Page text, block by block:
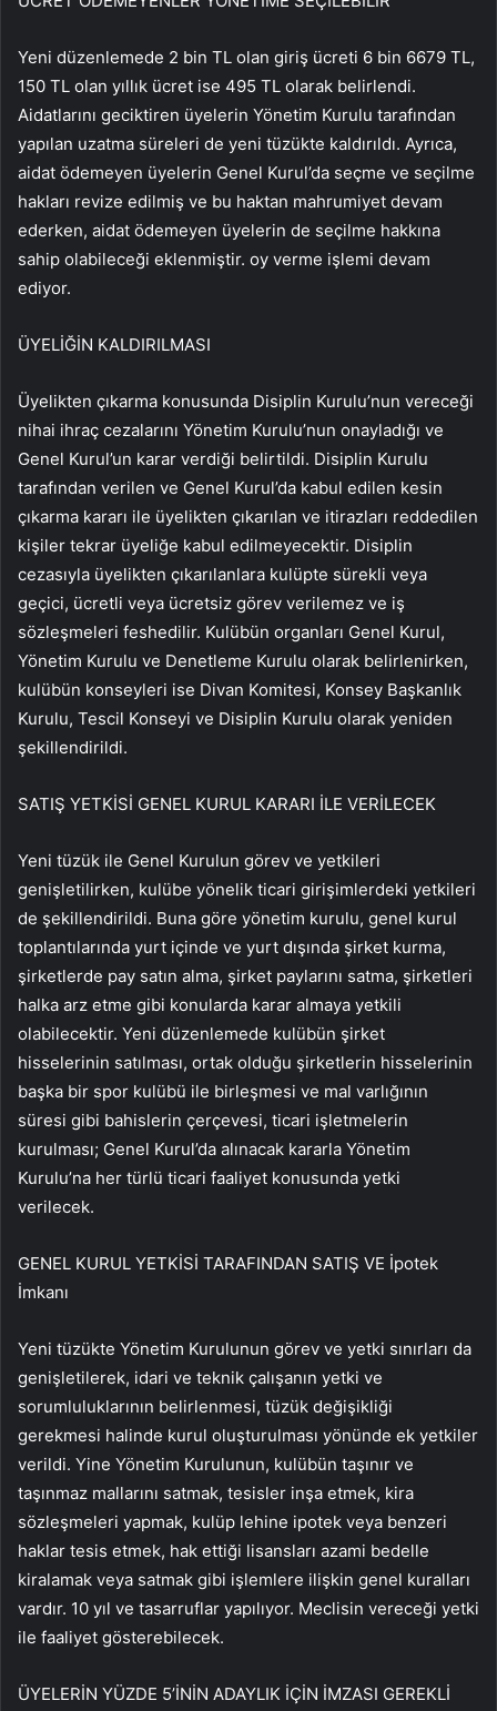
Yeni düzenlemede 2 bin TL olan giriş ücreti 6 bin 6679 TL,
150 TL olan yıllık ücret ise 495 TL olarak belirlendi.
Aidatlarını geciktiren üyelerin Yönetim Kurulu tarafından
yapılan uzatma süreleri de yeni tüzükte kaldırıldı. Ayrıca,
aidat ödemeyen üyelerin Genel Kurul’da seçme ve seçilme
hakları revize edilmiş ve bu haktan mahrumiyet devam
ederken, aidat ödemeyen üyelerin de seçilme hakkına
sahip olabileceği eklenmiştir. oy verme işlemi devam
ediyor.
ÜYELİĞİN KALDIRILMASI
Üyelikten çıkarma konusunda Disiplin Kurulu’nun vereceği
nihai ihraç cezalarını Yönetim Kurulu’nun onayladığı ve
Genel Kurul’un karar verdiği belirtildi. Disiplin Kurulu
tarafından verilen ve Genel Kurul’da kabul edilen kesin
çıkarma kararı ile üyelikten çıkarılan ve itirazları reddedilen
kişiler tekrar üyeliğe kabul edilmeyecektir. Disiplin
cezasıyla üyelikten çıkarılanlara kulüpte sürekli veya
geçici, ücretli veya ücretsiz görev verilemez ve iş
sözleşmeleri feshedilir. Kulübün organları Genel Kurul,
Yönetim Kurulu ve Denetleme Kurulu olarak belirlenirken,
kulübün konseyleri ise Divan Komitesi, Konsey Başkanlık
Kurulu, Tescil Konseyi ve Disiplin Kurulu olarak yeniden
şekillendirildi.
SATIŞ YETKİSİ GENEL KURUL KARARI İLE VERİLECEK
Yeni tüzük ile Genel Kurulun görev ve yetkileri
genişletilirken, kulübe yönelik ticari girişimlerdeki yetkileri
de şekillendirildi. Buna göre yönetim kurulu, genel kurul
toplantılarında yurt içinde ve yurt dışında şirket kurma,
şirketlerde pay satın alma, şirket paylarını satma, şirketleri
halka arz etme gibi konularda karar almaya yetkili
olabilecektir. Yeni düzenlemede kulübün şirket
hisselerinin satılması, ortak olduğu şirketlerin hisselerinin
başka bir spor kulübü ile birleşmesi ve mal varlığının
süresi gibi bahislerin çerçevesi, ticari işletmelerin
kurulması; Genel Kurul’da alınacak kararla Yönetim
Kurulu’na her türlü ticari faaliyet konusunda yetki
verilecek.
GENEL KURUL YETKİSİ TARAFINDAN SATIŞ VE İpotek
İmkanı
Yeni tüzükte Yönetim Kurulunun görev ve yetki sınırları da
genişletilerek, idari ve teknik çalışanın yetki ve
sorumluluklarının belirlenmesi, tüzük değişikliği
gerekmesi halinde kurul oluşturulması yönünde ek yetkiler
verildi. Yine Yönetim Kurulunun, kulübün taşınır ve
taşınmaz mallarını satmak, tesisler inşa etmek, kira
sözleşmeleri yapmak, kulüp lehine ipotek veya benzeri
haklar tesis etmek, hak ettiği lisansları azami bedelle
kiralamak veya satmak gibi işlemlere ilişkin genel kuralları
vardır. 10 yıl ve tasarruflar yapılıyor. Meclisin vereceği yetki
ile faaliyet gösterebilecek.
ÜYELERİN YÜZDE 5’İNİN ADAYLIK İÇİN İMZASI GEREKLİ